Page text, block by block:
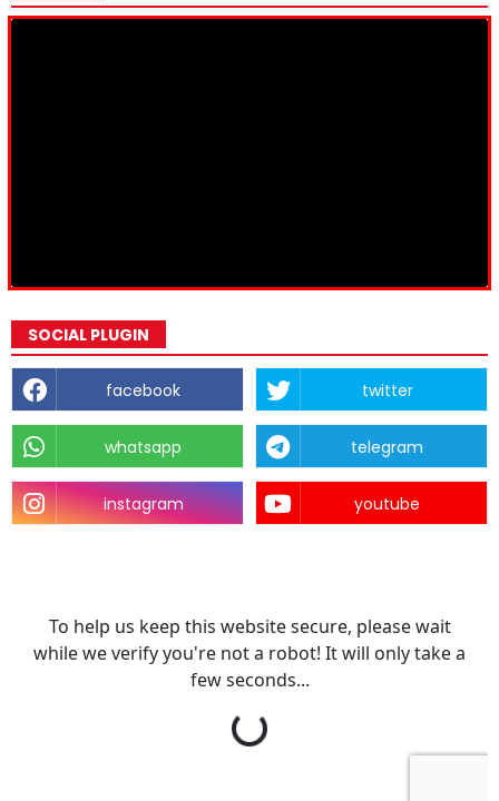
SOCIAL PLUGIN
facebook twitter
whatsapp telegram
instagram youtube